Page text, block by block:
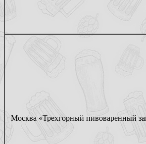
Москва «Трехгорный пивоваренный